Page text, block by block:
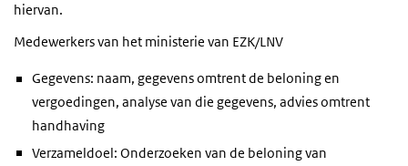
hiervan.
Medewerkers van het ministerie van EZK/LNV
Gegevens: naam, gegevens omtrent de beloning en
vergoedingen, analyse van die gegevens, advies omtrent
handhaving
Verzameldoel: Onderzoeken van de beloning van